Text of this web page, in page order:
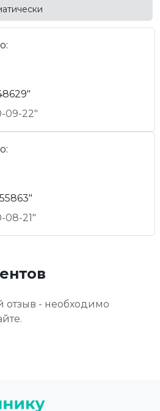
09-22"
08-21"
отзыв - необходимо